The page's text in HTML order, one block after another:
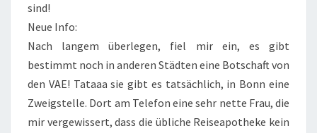
sind!
Neue Info:
Nach langem überlegen, fiel mir ein, es gibt
bestimmt noch in anderen Städten eine Botschaft von
den VAE! Tataaa sie gibt es tatsächlich, in Bonn eine
Zweigstelle. Dort am Telefon eine sehr nette Frau, die
mir vergewissert, dass die übliche Reiseapotheke kein